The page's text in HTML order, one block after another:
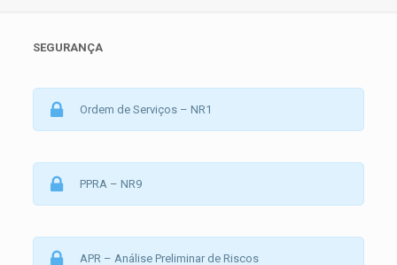
SEGURANÇA
Ordem de Serviços – NR1
PPRA – NR9
APR – Análise Preliminar de Riscos